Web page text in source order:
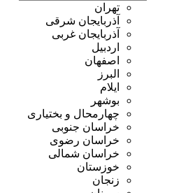
تهران
آذربایجان شرقی
آذربایجان غربی
اردبیل
اصفهان
البرز
ایلام
بوشهر
چهارمحال و بختیاری
خراسان جنوبی
خراسان رضوی
خراسان شمالی
خوزستان
زنجان